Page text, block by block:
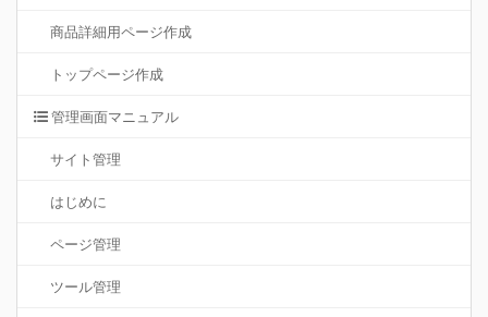
商品詳細用ページ作成
トップページ作成
管理画面マニュアル
サイト管理
はじめに
ページ管理
ツール管理